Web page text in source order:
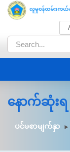
နောက်ဆုံးရ
ပင်မစာမျက်နှာ